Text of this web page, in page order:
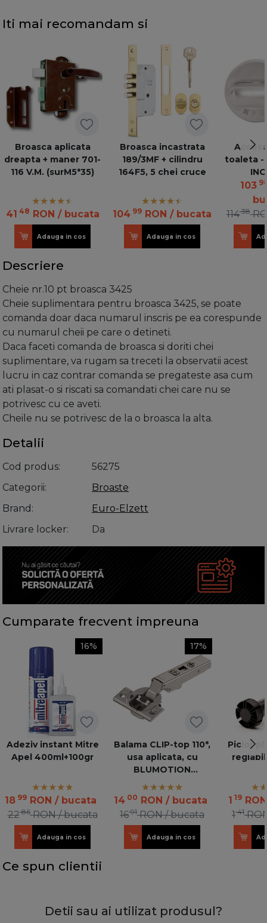
Iti mai recomandam si
Broasca aplicata
dreapta + maner 701-
116 V.M. (surM5*35)
41 48 RON / bucata
Adauga in cos
Broasca incastrata
189/3MF + cilindru
164F5, 5 chei cruce
104 99 RON / bucata
Adauga in cos
toaleta -
103
11438
Descriere
Cheie nr.10 pt broasca 3425
Cheie suplimentara pentru broasca 3425, se poate
comanda doar daca numarul inscris pe ea corespunde
cu numarul cheii pe care o detineti.
Daca faceti comanda de broasca si doriti chei
suplimentare, va rugam sa treceti la observatii acest
lucru in caz contrar comanda se pregateste asa cum
ati plasat-o si riscati sa comandati chei care nu se
potrivesc cu ce aveti.
Cheile nu se potrivesc de la o broasca la alta.
Detalii
Cod produs
56275
Categorii
Broaste
Brand
Euro-Elzett
Livrare locker
Da
Cumparate frecvent impreuna
16%
Adeziv instant Mitre
Apel 400ml+100gr
18 99 RON / bucata
2286 RON / bucata
Adauga in cos
17%
Balama CLIP-top 110*,
usa aplicata, cu
BLUMOTION
incorporat
14 00 RON / bucata
1691 RON / bucata
Adauga in cos
Picior
reglabil
1 19 RON
141
Ce spun clientii
Detii sau ai utilizat produsul?